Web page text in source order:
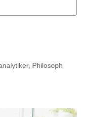
Philosoph